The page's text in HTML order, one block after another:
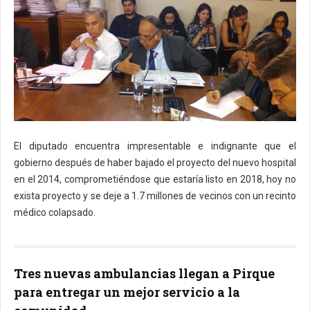
El diputado encuentra impresentable e indignante que el
gobierno después de haber bajado el proyecto del nuevo hospital
en el 2014, comprometiéndose que estaría listo en 2018, hoy no
exista proyecto y se deje a 1.7 millones de vecinos con un recinto
médico colapsado.
Tres nuevas ambulancias llegan a Pirque
para entregar un mejor servicio a la